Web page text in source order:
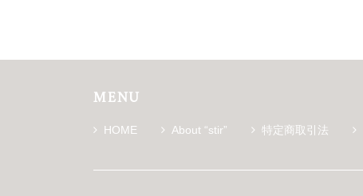
MENU
HOME About “stir” 特定商取引法